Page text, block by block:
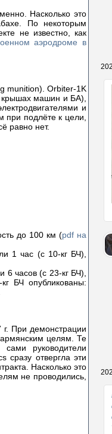
Насколько это
По некоторым
не известно, как
аэродроме в
munition). Orbiter-1K
крышах машин и БА),
и
подлёте к цели,
равно нет.
до 100 км (pdf на
1 час (с 10-кг БЧ),
6 часов (с 23-кг БЧ),
БЧ опубликованы:
При демонстрации
целям. Те
руководители
сразу отвергла эти
Насколько это
не проводились,